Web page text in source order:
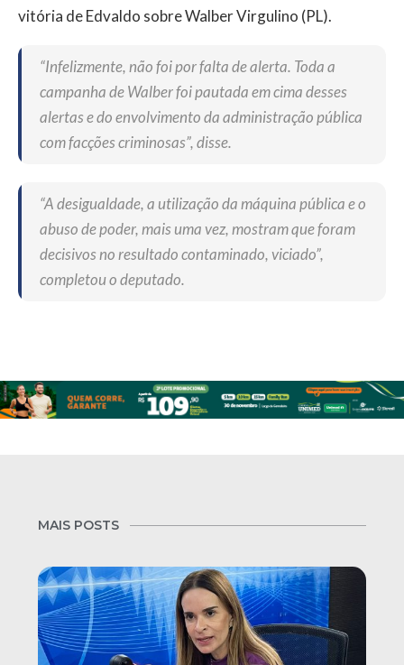
vitória de Edvaldo sobre Walber Virgulino (PL).
“Infelizmente, não foi por falta de alerta. Toda a
campanha de Walber foi pautada em cima desses
alertas e do envolvimento da administração pública
com facções criminosas”, disse.
“A desigualdade, a utilização da máquina pública e o
abuso de poder, mais uma vez, mostram que foram
decisivos no resultado contaminado, viciado”,
completou o deputado.
MAIS POSTS